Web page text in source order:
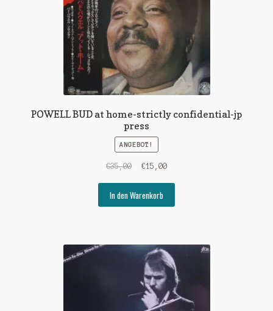
POWELL BUD at home-strictly confidential-jp
press
ANGEBOT!
€35,00
Ursprünglicher
war:
€35,00
€15,00Aktueller
€15,00.
In den Warenkorb